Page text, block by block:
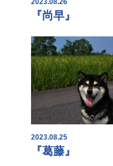
2023.08.26
『尚早』
2023.08.25
『葛藤』